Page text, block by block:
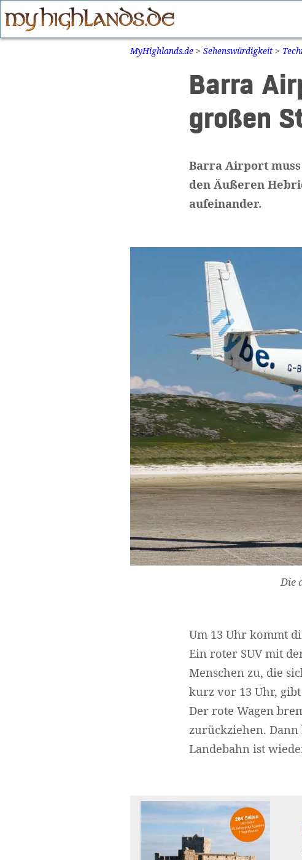
Zum
Inhalt
MyHighlands.de > Sehenswürdigkeit >
Barra
großen
Barra Airport muss
den Äußeren
aufeinander.
Die
Um 13 Uhr kommt
Ein roter SUV mit
Menschen zu, die
kurz vor 13 Uhr,
Der rote Wagen
zurückziehen.
Landebahn ist